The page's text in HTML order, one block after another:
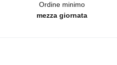
Ordine minimo
mezza giornata